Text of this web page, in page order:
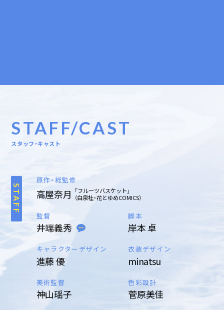
STAFF/CAST
スタッフ・キャスト
STAFF
原作・総監修
高屋奈月 「フルーツバスケット」
（白泉社・花とゆめCOMICS）
監督
井端義秀
脚本
岸本 卓
キャラクターデザイン
進藤 優
衣装デザイン
minatsu
美術監督
神山瑶子
色彩設計
菅原美佳